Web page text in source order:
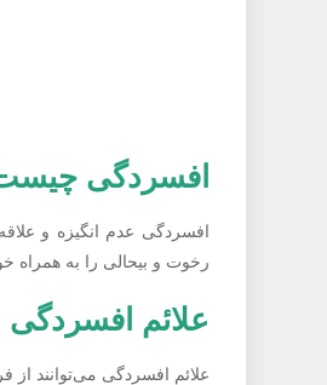
افسردگی
افسردگی عدم انگیزه و
رخوت و بیحالی را به همراه
علائم افسردگی
علائم افسردگی می‌توانند از